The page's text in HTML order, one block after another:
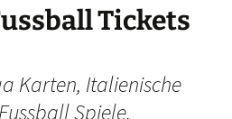
Tickets
Karten, Italienische
Spiele,